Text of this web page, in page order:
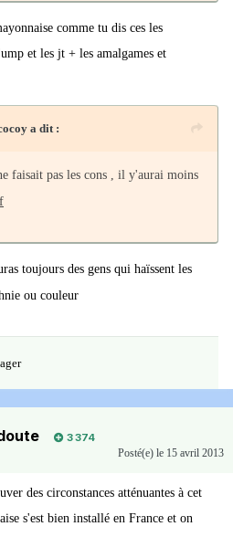
comme tu dis ces les
et les jt + les amalgames et
a dit :
faisait pas les cons , il y'aurai moins
toujours des gens qui haïssent les
ou couleur
3 374
Posté(e) le 15 avril 2013
des circonstances atténuantes à cet
s'est bien installé en France et on